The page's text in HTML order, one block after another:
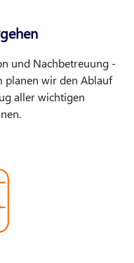
und Nachbetreuung -
planen wir den Ablauf
aller wichtigen